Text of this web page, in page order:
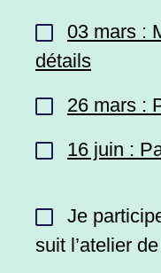
03 mars :
détails
26 mars :
16 juin :
Je
suit l’atelier